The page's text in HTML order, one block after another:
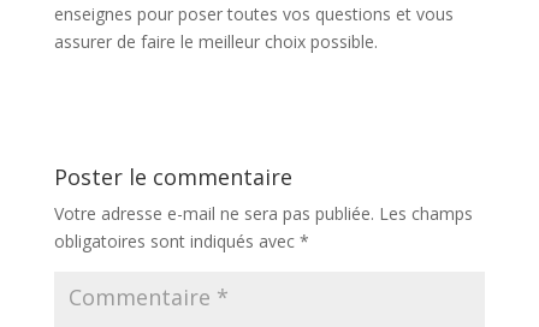
enseignes pour poser toutes vos questions et vous
assurer de faire le meilleur choix possible.
Poster le commentaire
Votre adresse e-mail ne sera pas publiée. Les champs
obligatoires sont indiqués avec *